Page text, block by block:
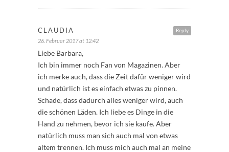
Reply
CLAUDIA
26. Februar 2017 at 12:42
Liebe Barbara,
Ich bin immer noch Fan von Magazinen. Aber
ich merke auch, dass die Zeit dafür weniger wird
und natürlich ist es einfach etwas zu pinnen.
Schade, dass dadurch alles weniger wird, auch
die schönen Läden. Ich liebe es Dinge in die
Hand zu nehmen, bevor ich sie kaufe. Aber
natürlich muss man sich auch mal von etwas
altem trennen. Ich muss mich auch mal an meine